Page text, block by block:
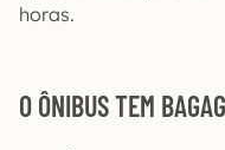
horas.
O ÔNIBUS TEM